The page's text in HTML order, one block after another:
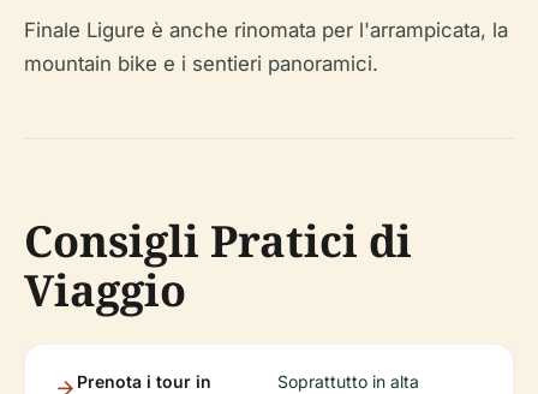
Finale Ligure è anche rinomata per l'arrampicata, la
mountain bike e i sentieri panoramici.
Consigli Pratici di
Viaggio
Prenota i tour in
Soprattutto in alta